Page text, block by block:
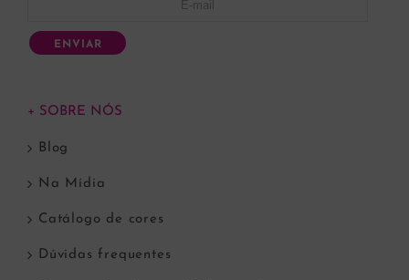
ENVIAR
+ SOBRE NÓS
Blog
Na Mídia
Catálogo de cores
Dúvidas frequentes